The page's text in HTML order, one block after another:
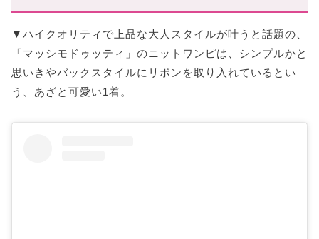
▼ハイクオリティで上品な大人スタイルが叶うと話題の、
「マッシモドゥッティ」のニットワンピは、シンプルかと
思いきやバックスタイルにリボンを取り入れているとい
う、あざと可愛い1着。